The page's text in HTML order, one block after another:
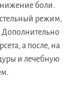
боли.
режим,
Дополнительно
а после, на
и лечебную